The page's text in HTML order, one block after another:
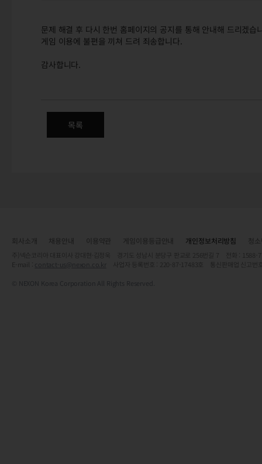
문제 해결 후 다시 한번 홈페이지의 공지를 통해 안내해 드리겠습
게임 이용에 불편을 끼쳐 드려 죄송합니다.
감사합니다.
목록
개인정보처리방침
contact-us@nexon.co.kr
© NEXON Korea Corporation All Rights Reserved.